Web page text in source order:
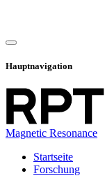
Hauptnavigation
Magnetic Resonance
Startseite
Forschung